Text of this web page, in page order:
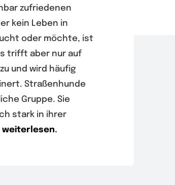
zufriedenen
kein Leben in
oder möchte, ist
trifft aber nur auf
und wird häufig
Straßenhunde
Gruppe. Sie
stark in ihrer
weiterlesen.